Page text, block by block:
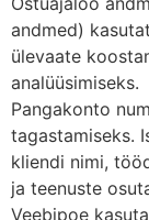
andmed)
ülevaate
analüüsimiseks.
Pangakonto
tagastamiseks.
kliendi nimi,
ja teenuste
Veebipoe